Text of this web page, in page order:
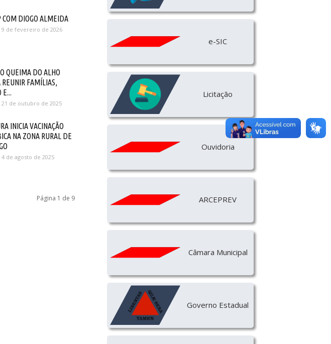
COM DIOGO ALMEIDA
9 de fevereiro de 2026
QUEIMA DO ALHO
REUNIR FAMÍLIAS,
E...
21 de outubro de 2025
INICIA VACINAÇÃO
NA ZONA RURAL DE
4 de agosto de 2025
Página 1 de 9
e-SIC
Licitação
Ouvidoria
ARCEPREV
Câmara Municipal
Governo Estadual